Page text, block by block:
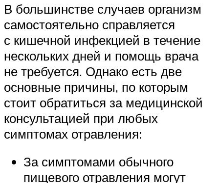
В большинстве случаев организм
самостоятельно справляется
с кишечной инфекцией в течение
нескольких дней и помощь врача
не требуется. Однако есть две
основные причины, по которым
стоит обратиться за медицинской
консультацией при любых
симптомах отравления:
За симптомами обычного
пищевого отравления могут